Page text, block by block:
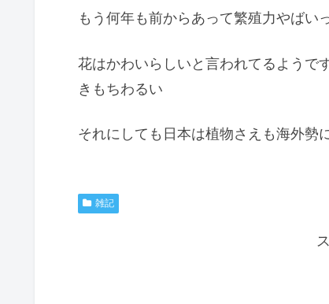
もう何年も前からあって繁殖力やばい
花はかわいらしいと言われてるようで
きもちわるい
それにしても日本は植物さえも海外勢
雑記